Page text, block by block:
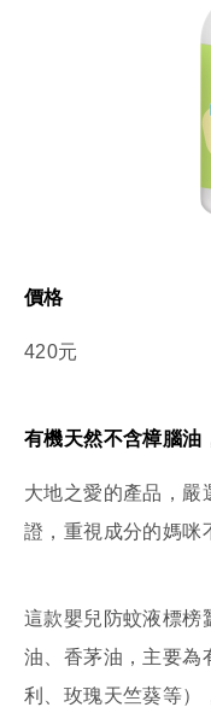
價格
420元
有機天然不含樟腦油
大地之愛的產品，嚴
證，重視成分的媽咪
這款嬰兒防蚊液標榜
油、香茅油，主要為
利、玫瑰天竺葵等）